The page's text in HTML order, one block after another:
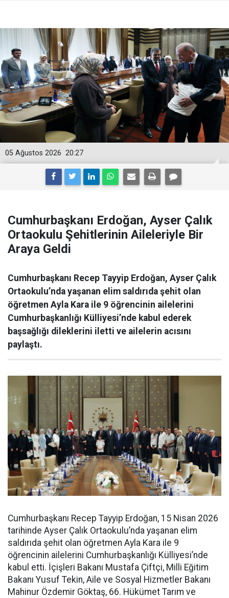
20:27
05 Ağustos 2026
Cumhurbaşkanı Erdoğan, Ayser Çalık
Ortaokulu Şehitlerinin Aileleriyle Bir
Araya Geldi
Cumhurbaşkanı Recep Tayyip Erdoğan, Ayser Çalık
Ortaokulu’nda yaşanan elim saldırıda şehit olan
öğretmen Ayla Kara ile 9 öğrencinin ailelerini
Cumhurbaşkanlığı Külliyesi’nde kabul ederek
başsağlığı dileklerini iletti ve ailelerin acısını
paylaştı.
Cumhurbaşkanı Recep Tayyip Erdoğan, 15 Nisan 2026
tarihinde Ayser Çalık Ortaokulu’nda yaşanan elim
saldırıda şehit olan öğretmen Ayla Kara ile 9
öğrencinin ailelerini Cumhurbaşkanlığı Külliyesi’nde
kabul etti. İçişleri Bakanı Mustafa Çiftçi, Milli Eğitim
Bakanı Yusuf Tekin, Aile ve Sosyal Hizmetler Bakanı
Mahinur Özdemir Göktaş, 66. Hükümet Tarım ve